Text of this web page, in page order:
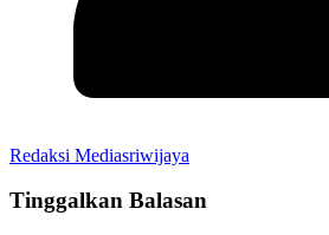
Redaksi Mediasriwijaya
Tinggalkan Balasan